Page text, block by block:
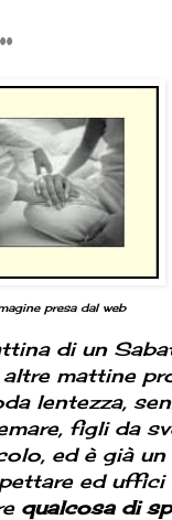
presa dal web
di un
mattine
lentezza,
figli da
ed è già un
ed uffici
qualcosa di